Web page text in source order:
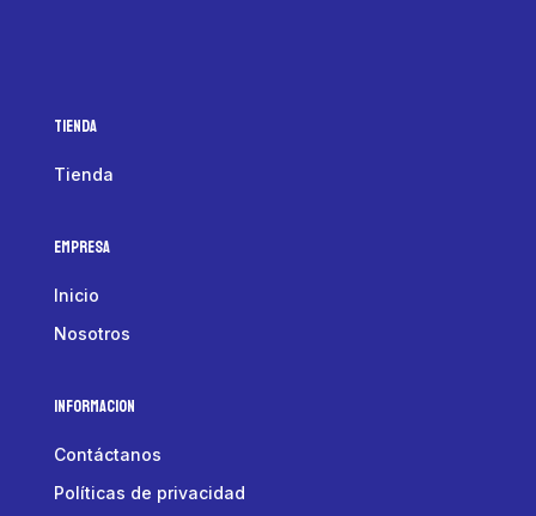
Tienda
Tienda
Empresa
Inicio
Nosotros
Informacion
Contáctanos
Políticas de privacidad